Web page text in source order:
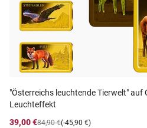
"Österreichs leuchtende Tierwelt" auf
Leuchteffekt
39,00 €
(-45,90 €)
84,90 €